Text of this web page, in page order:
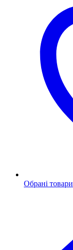
Обрані товари